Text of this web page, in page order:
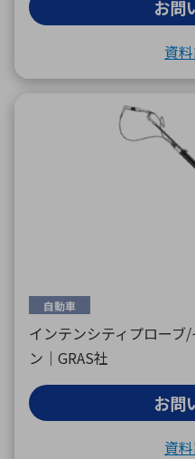
お問
資
自動車
インテンシティプローブ
ン｜GRAS社
お問
資